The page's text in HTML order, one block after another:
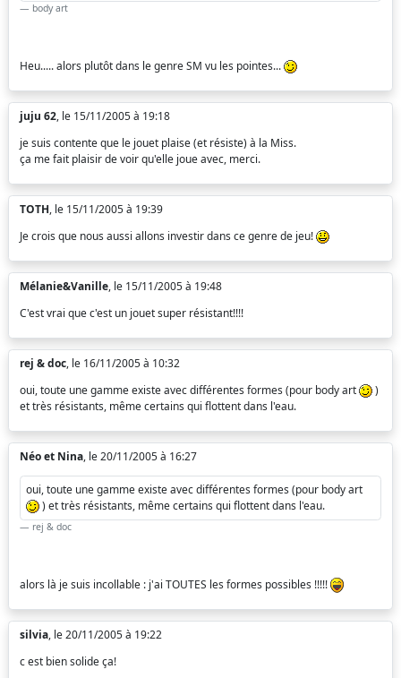
body art
Heu..... alors plutôt dans le genre SM vu les pointes...
juju 62, le 15/11/2005 à 19:18
je suis contente que le jouet plaise (et résiste) à la Miss.
ça me fait plaisir de voir qu'elle joue avec, merci.
TOTH, le 15/11/2005 à 19:39
Je crois que nous aussi allons investir dans ce genre de jeu!
Mélanie&Vanille, le 15/11/2005 à 19:48
C'est vrai que c'est un jouet super résistant!!!!
rej & doc, le 16/11/2005 à 10:32
oui, toute une gamme existe avec différentes formes (pour body art
)
et très résistants, même certains qui flottent dans l'eau.
Néo et Nina, le 20/11/2005 à 16:27
oui, toute une gamme existe avec différentes formes (pour body art
) et très résistants, même certains qui flottent dans l'eau.
rej & doc
alors là je suis incollable : j'ai TOUTES les formes possibles !!!!!
silvia, le 20/11/2005 à 19:22
c est bien solide ça!